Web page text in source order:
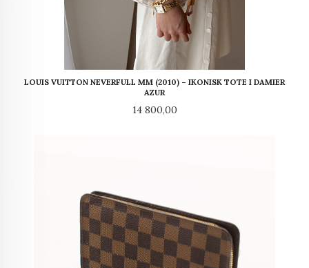
LOUIS VUITTON NEVERFULL MM (2010) – IKONISK TOTE I DAMIER
AZUR
Pris
14 800,00